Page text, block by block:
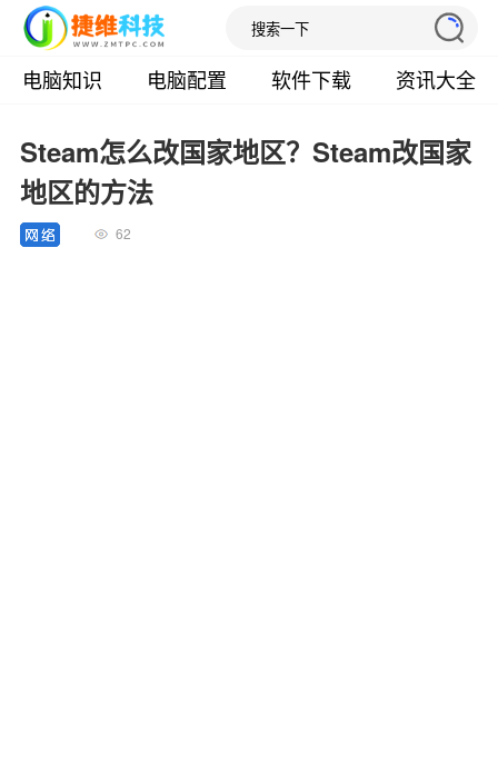
电脑知识 电脑配置 软件下载 资讯大全
Steam怎么改国家地区？Steam改国家
地区的方法
62